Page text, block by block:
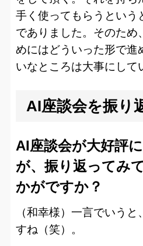
手く使ってもらうという
でありました。そのため
めにはどういった形で進
いなところは大事にして
AI座談会を振り
AI座談会が大好評
が、振り返ってみ
かがですか？
（和幸様）一言でいう
すね（笑）。